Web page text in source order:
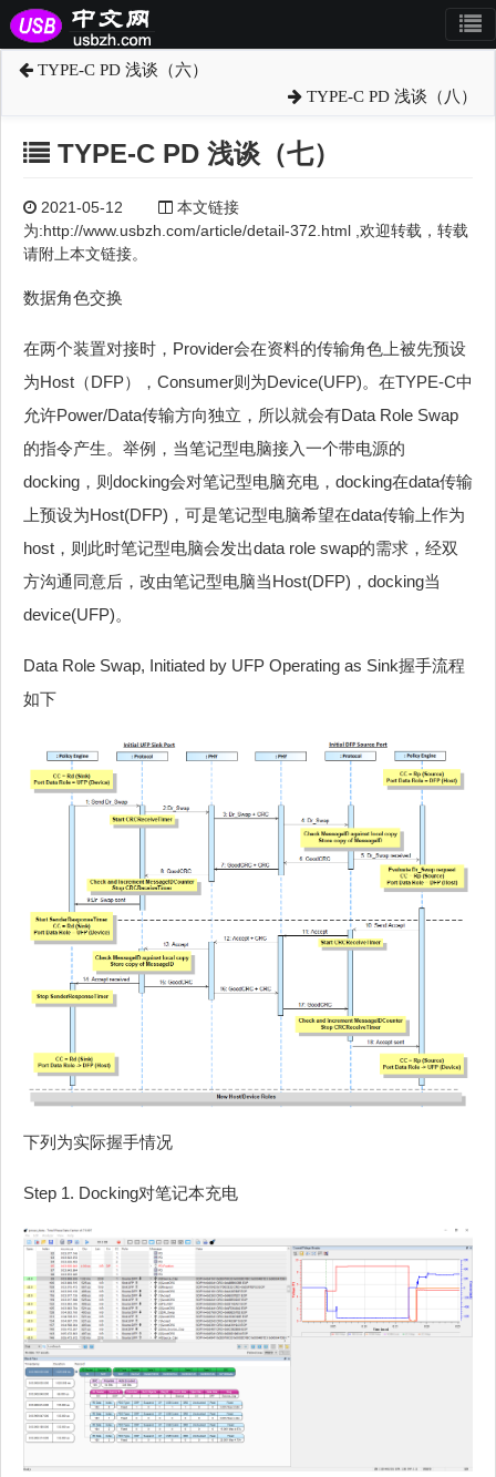
TYPE-C PD 浅谈（六）
TYPE-C PD 浅谈（八）
TYPE-C PD 浅谈（七）
2021-05-12
本文链接
为:http://www.usbzh.com/article/detail-372.html ,欢迎转载，转载
请附上本文链接。
数据角色交换
在两个装置对接时，Provider会在资料的传输角色上被先预设
为Host（DFP），Consumer则为Device(UFP)。在TYPE-C中
允许Power/Data传输方向独立，所以就会有Data Role Swap
的指令产生。举例，当笔记型电脑接入一个带电源的
docking，则docking会对笔记型电脑充电，docking在data传输
上预设为Host(DFP)，可是笔记型电脑希望在data传输上作为
host，则此时笔记型电脑会发出data role swap的需求，经双
方沟通同意后，改由笔记型电脑当Host(DFP)，docking当
device(UFP)。
Data Role Swap, Initiated by UFP Operating as Sink握手流程
如下
下列为实际握手情况
Step 1. Docking对笔记本充电